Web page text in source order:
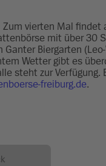
Zum vierten Mal findet
mit über 30
Ganter Biergarten
Wetter gibt es
steht zur Verfügung.
freiburg.de.